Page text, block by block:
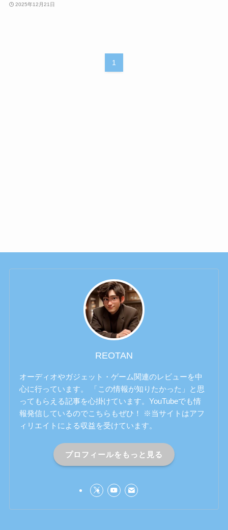
2025年12月21日
1
REOTAN
オーディオやガジェット・ゲーム関連のレビューを中
心に行っています。 「この情報が知りたかった」と思
ってもらえる記事を心掛けています。YouTubeでも情
報発信しているのでこちらもぜひ！ ※当サイトはアフ
ィリエイトによる収益を受けています。
プロフィールをもっと見る